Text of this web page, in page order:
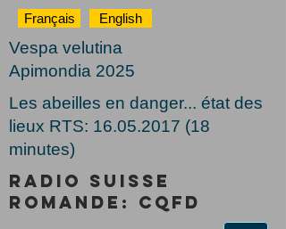
Français English
Vespa velutina
Apimondia 2025
Les abeilles en danger... état des
lieux RTS: 16.05.2017 (18
minutes)
Radio suisse
romande: CQFD